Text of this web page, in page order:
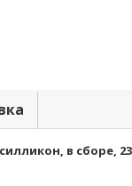
в сборе,